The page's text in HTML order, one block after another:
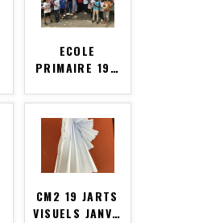
ECOLE
PRIMAIRE 19…
CM2 19 JARTS
VISUELS JANV…